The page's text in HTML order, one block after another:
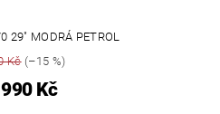
29" MODRÁ PETROL
Kč(–15 %)
Kč